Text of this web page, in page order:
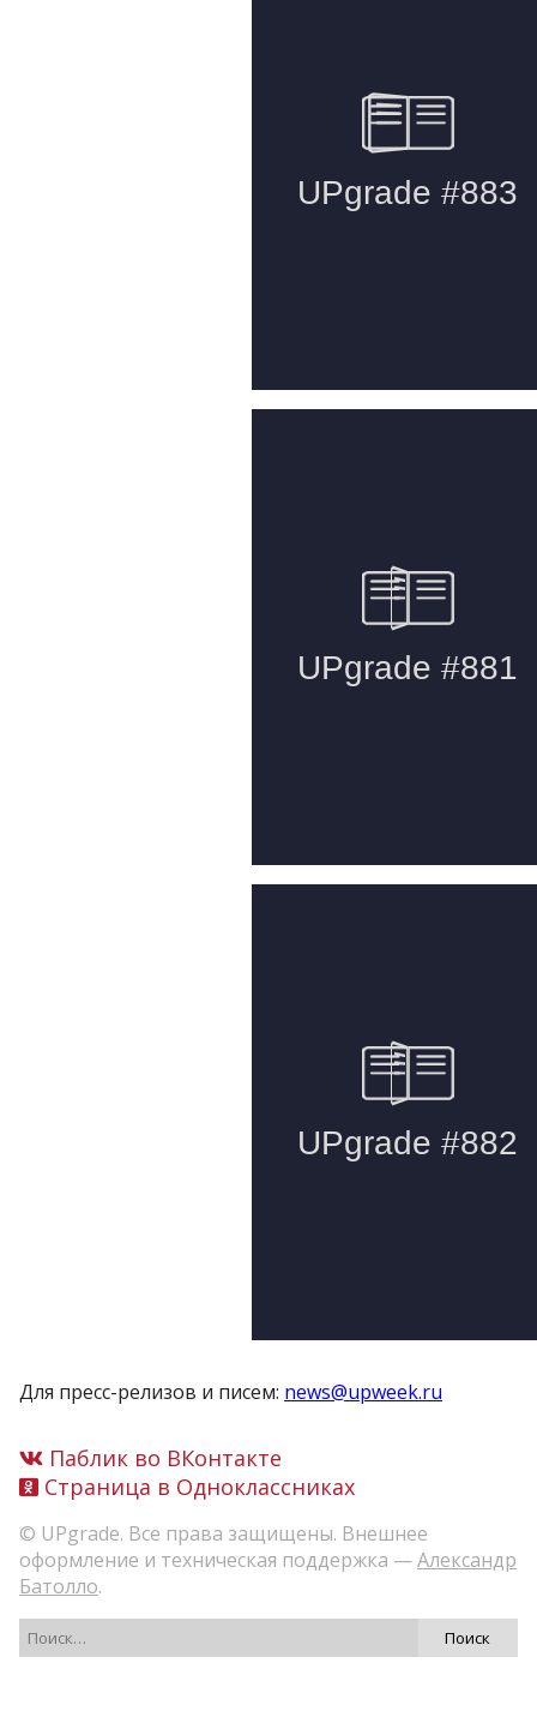
Для пресс-релизов и писем: news@upweek.ru
Паблик во ВКонтакте
Страница в Одноклассниках
© UPgrade. Все права защищены. Внешнее
оформление и техническая поддержка —Александр
Батолло.